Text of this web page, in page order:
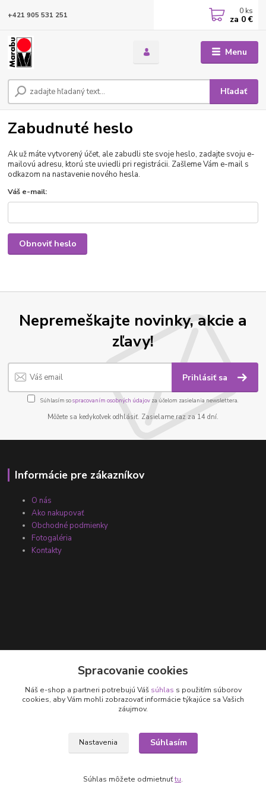
Menu
Hľadať
+421 905 531 251 0 ks
za 0 €
Zabudnuté heslo
Ak už máte vytvorený účet, ale zabudli ste svoje heslo, zadajte svoju e-
mailovú adresu, ktorú ste uviedli pri registrácii. Zašleme Vám e-mail s
odkazom na nastavenie nového hesla.
Váš e-mail:
Obnoviť heslo
Nepremeškajte novinky, akcie a
zľavy!
Prihlásiť sa
Súhlasím sospracovaním osobných údajov za účelom zasielania newslettera.
Môžete sa kedykoľvek odhlásiť. Zasielame raz za 14 dní.
Informácie pre zákazníkov
O nás
Ako nakupovať
Obchodné podmienky
Fotogaléria
Kontakty
+421 905 531 251
Spracovanie cookies
Náš e-shop a partneri potrebujú Váš súhlas s použitím súborov
cookies, aby Vám mohli zobrazovať informácie týkajúce sa Vašich
záujmov.
Nastavenia Súhlasím
Súhlas môžete odmietnuťtu.